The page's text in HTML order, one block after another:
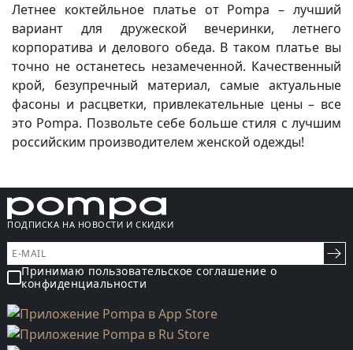
Летнее коктейльное платье от Pompa – лучший
вариант для дружеской вечеринки, летнего
корпоратива и делового обеда. В таком платье вы
точно не останетесь незамеченной. Качественный
крой, безупречный материал, самые актуальные
фасоны и расцветки, привлекательные цены – все
это Pompa. Позвольте себе больше стиля с лучшим
российским производителем женской одежды!
ПОДПИСКА НА НОВОСТИ И СКИДКИ
Принимаю пользовательское соглашение о
конфиденциальности